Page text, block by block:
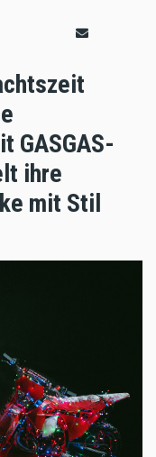
GASGAS-
ihre
mit Stil